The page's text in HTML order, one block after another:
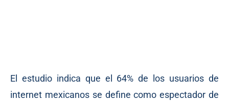
El estudio indica que el 64% de los usuarios de
internet mexicanos se define como espectador de